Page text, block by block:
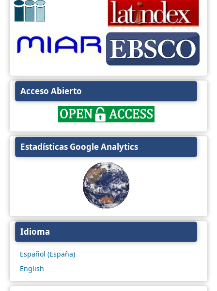
Acceso Abierto
Estadísticas Google Analytics
Idioma
Español (España)
English